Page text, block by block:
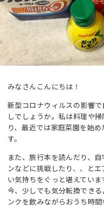
みなさんこんにちは！
新型コロナウィルスの影響
しでしょうか。私は料理や
り、最近では家庭菜園を始
す。
また、旅行本を読んだり、
ンなどに挑戦したり、、と
い気持ちをぐっと堪えてい
今、少しでも気分転換でき
ンクを飲みながらおうち時間